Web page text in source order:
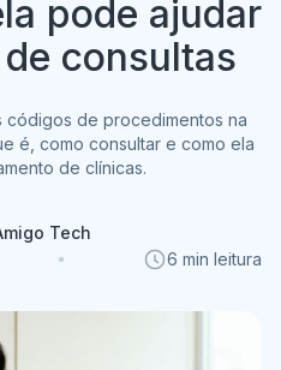
pode ajudar
consultas
códigos de procedimentos na
é, como consultar e como ela
de clínicas.
Tech
6 min leitura